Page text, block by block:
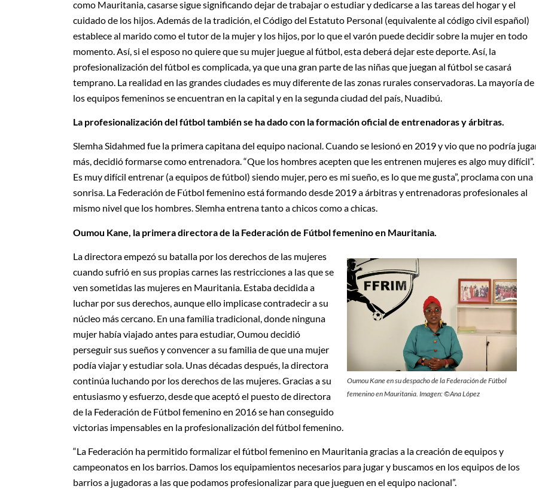
como Mauritania, casarse sigue significando dejar de trabajar o estudiar y dedicarse a las tareas del hogar y el
cuidado de los hijos. Además de la tradición, el Código del Estatuto Personal (equivalente al código civil español)
establece al marido como el tutor de la mujer y los hijos, por lo que el varón puede decidir sobre la mujer en todo
momento. Así, si el esposo no quiere que su mujer juegue al fútbol, esta deberá dejar este deporte. Así, la
profesionalización del fútbol es complicada, ya que una gran parte de las niñas que juegan al fútbol se casará
temprano. La realidad en las grandes ciudades es muy diferente de las zonas rurales conservadoras. La mayoría de
los equipos femeninos se encuentran en la capital y en la segunda ciudad del país, Nuadibú.
La profesionalización del fútbol también se ha dado con la formación oficial de entrenadoras y árbitras.
Slemha Sidahmed fue la primera capitana del equipo nacional. Cuando se lesionó en 2019 y vio que no podría
más, decidió formarse como entrenadora. “Que los hombres acepten que les entrenen mujeres es algo muy difícil”.
Es muy difícil entrenar (a equipos de fútbol) siendo mujer, pero es mi sueño, es lo que me gusta”, proclama con una
sonrisa. La Federación de Fútbol femenino está formando desde 2019 a árbitras y entrenadoras profesionales al
mismo nivel que los hombres. Slemha entrena tanto a chicos como a chicas.
Oumou Kane, la primera directora de la Federación de Fútbol femenino en Mauritania.
Oumou Kane en su despacho de la Federación de Fútbol
femenino en Mauritania. Imagen:©Ana López
La directora empezó su batalla por los derechos de las mujeres
cuando sufrió en sus propias carnes las restricciones a las que se
ven sometidas las mujeres en Mauritania. Estaba decidida a
luchar por sus derechos, aunque ello implicase contradecir a su
núcleo más cercano. En una familia tradicional, donde ninguna
mujer había viajado antes para estudiar, Oumou decidió
perseguir sus sueños y convencer a su familia de que una mujer
podía viajar y estudiar sola. Unas décadas después, la directora
continúa luchando por los derechos de las mujeres. Gracias a su
entusiasmo y esfuerzo, desde que aceptó el puesto de directora
de la Federación de Fútbol femenino en 2016 se han conseguido
victorias impensables en la profesionalización del fútbol femenino.
“La Federación ha permitido formalizar el fútbol femenino en Mauritania gracias a la creación de equipos y
campeonatos en los barrios. Damos los equipamientos necesarios para jugar y buscamos en los equipos de los
barrios a jugadoras a las que podamos profesionalizar para que jueguen en el equipo nacional”.